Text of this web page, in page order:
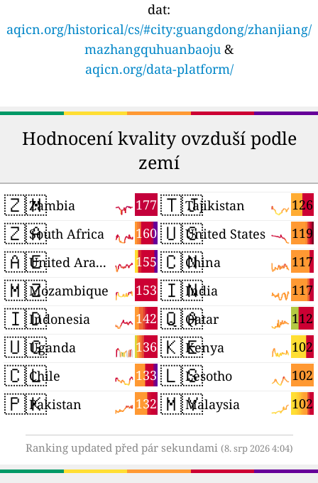
dat:
aqicn.org/historical/cs/#city:guangdong/zhanjiang/
mazhangquhuanbaoju &
aqicn.org/data-platform/
Hodnocení kvality ovzduší podle
zemí
🇿🇲 177
Zambia
🇿🇦 160
South Africa
🇦🇪 155
United Arab Emirates
🇲🇿 153
Mozambique
🇮🇩 142
Indonesia
🇺🇬 136
Uganda
🇨🇱 133
Chile
🇵🇰 132
Pakistan
🇹🇯 126
Tajikistan
🇺🇸 119
United States
🇨🇳 117
China
🇮🇳 117
India
🇶🇦 112
Qatar
🇰🇪 102
Kenya
🇱🇸 102
Lesotho
🇲🇾 102
Malaysia
Ranking updated před pár sekundami (8. srp 2026 4:04)